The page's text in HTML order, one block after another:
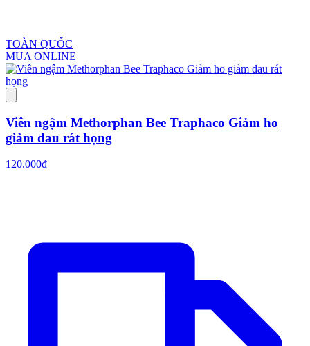
TOÀN QUỐC
MUA ONLINE
Viên ngậm Methorphan Bee Traphaco Giảm ho
giảm đau rát họng
120.000đ